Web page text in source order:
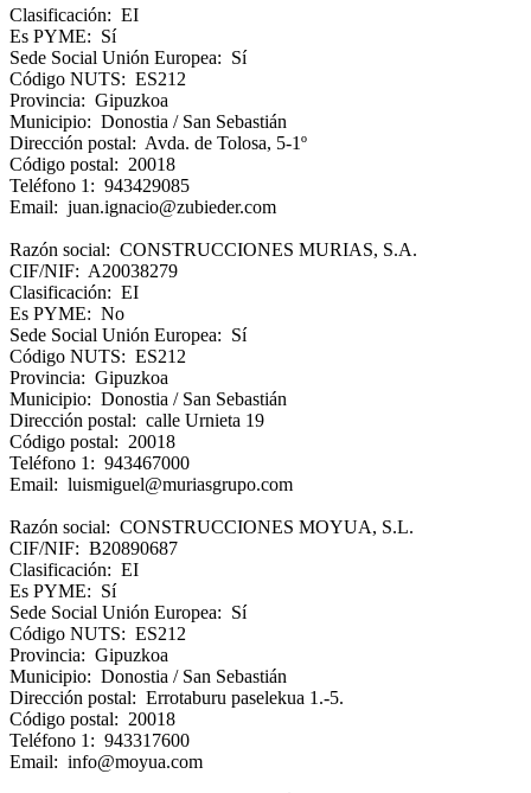
Clasificación: EI
Es PYME: Sí
Sede Social Unión Europea: Sí
Código NUTS: ES212
Provincia: Gipuzkoa
Municipio: Donostia / San Sebastián
Dirección postal: Avda. de Tolosa, 5-1º
Código postal: 20018
Teléfono 1: 943429085
Email: juan.ignacio@zubieder.com
Razón social: CONSTRUCCIONES MURIAS, S.A.
CIF/NIF: A20038279
Clasificación: EI
Es PYME: No
Sede Social Unión Europea: Sí
Código NUTS: ES212
Provincia: Gipuzkoa
Municipio: Donostia / San Sebastián
Dirección postal: calle Urnieta 19
Código postal: 20018
Teléfono 1: 943467000
Email: luismiguel@muriasgrupo.com
Razón social: CONSTRUCCIONES MOYUA, S.L.
CIF/NIF: B20890687
Clasificación: EI
Es PYME: Sí
Sede Social Unión Europea: Sí
Código NUTS: ES212
Provincia: Gipuzkoa
Municipio: Donostia / San Sebastián
Dirección postal: Errotaburu paselekua 1.-5.
Código postal: 20018
Teléfono 1: 943317600
Email: info@moyua.com